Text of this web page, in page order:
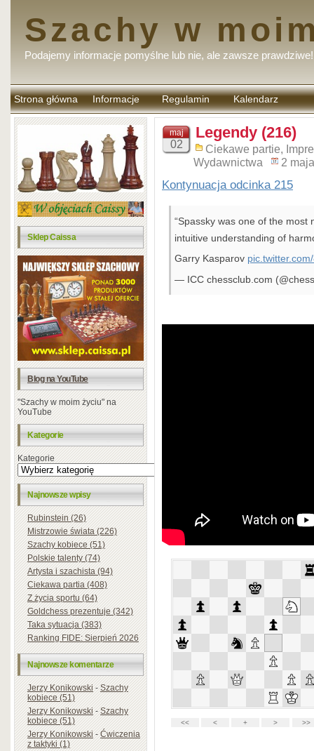
Szachy w
Podajemy informacje pomyślne lub nie, ale zawsze prawdziwe!
Strona główna Informacje Regulamin
komentarzy
Kalendarz
Sklep Caissa
Blog na YouTube
"Szachy w moim życiu" na
YouTube
Kategorie
Kategorie
Najnowsze wpisy
Rubinstein (26)
Mistrzowie świata (226)
Szachy kobiece (51)
Polskie talenty (74)
Artysta i szachista (94)
Ciekawa partia (408)
Z życia sportu (64)
Goldchess prezentuje (342)
Taka sytuacja (383)
Ranking FIDE: Sierpień 2026
Najnowsze komentarze
Jerzy Konikowski-Szachy
kobiece (51)
Jerzy Konikowski-Szachy
kobiece (51)
Jerzy Konikowski-Ćwiczenia
z taktyki (1)
maj
02
Legendy (216)
Ciekawe partie,
Wydawnictwa
2
Kontynuacja odcinka 215
“Spassky was one of the most
intuitive understanding of
Garry Kasparov
— ICC chessclub.com